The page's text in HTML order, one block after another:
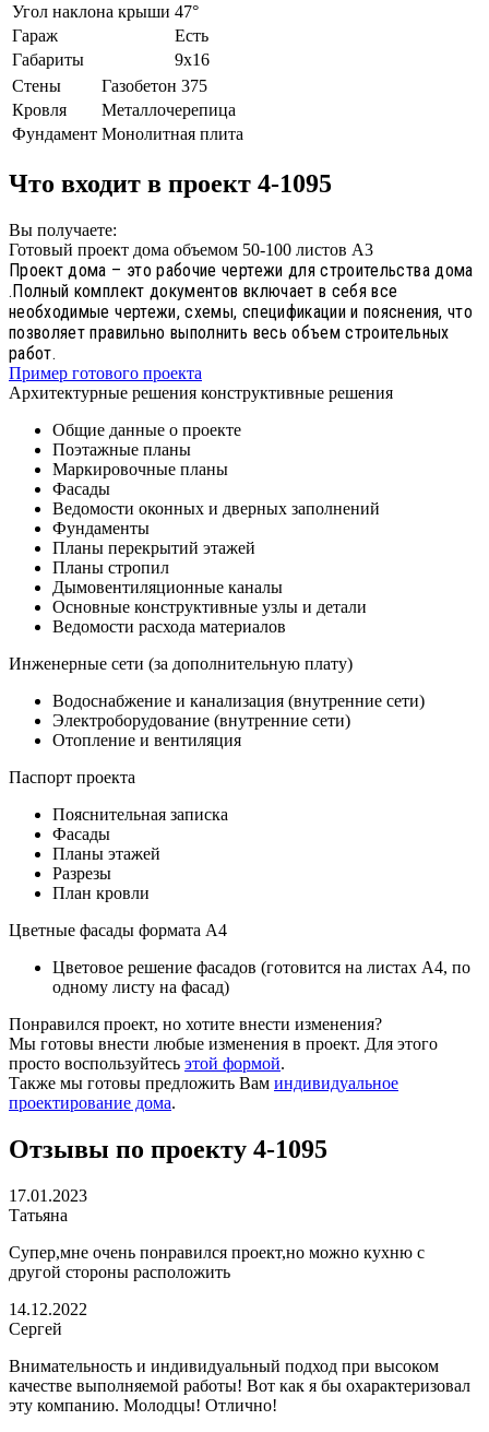
Угол наклона крыши 47°
Гараж
Есть
Габариты
9х16
Стены
Газобетон 375
Кровля
Металлочерепица
Фундамент Монолитная плита
Что входит в проект 4-1095
Вы получаете:
Готовый проект дома объемом 50-100 листов А3
Проект дома – это рабочие чертежи для строительства дома
.Полный комплект документов включает в себя все
необходимые чертежи, схемы, спецификации и пояснения, что
позволяет правильно выполнить весь объем строительных
работ.
Пример готового проекта
Архитектурные решения конструктивные решения
Общие данные о проекте
Поэтажные планы
Маркировочные планы
Фасады
Ведомости оконных и дверных заполнений
Фундаменты
Планы перекрытий этажей
Планы стропил
Дымовентиляционные каналы
Основные конструктивные узлы и детали
Ведомости расхода материалов
Инженерные сети (за дополнительную плату)
Водоснабжение и канализация (внутренние сети)
Электроборудование (внутренние сети)
Отопление и вентиляция
Паспорт проекта
Пояснительная записка
Фасады
Планы этажей
Разрезы
План кровли
Цветные фасады формата А4
Цветовое решение фасадов (готовится на листах А4, по
одному листу на фасад)
Понравился проект, но хотите внести изменения?
Мы готовы внести любые изменения в проект. Для этого
просто воспользуйтесь этой формой.
Также мы готовы предложить Вам индивидуальное
проектирование дома.
Отзывы по проекту 4-1095
17.01.2023
Татьяна
Супер,мне очень понравился проект,но можно кухню с
другой стороны расположить
14.12.2022
Сергей
Внимательность и индивидуальный подход при высоком
качестве выполняемой работы! Вот как я бы охарактеризовал
эту компанию. Молодцы! Отлично!